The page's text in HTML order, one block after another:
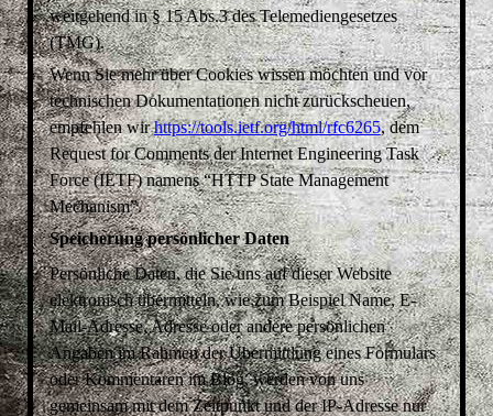
weitgehend in § 15 Abs.3 des Telemediengesetzes
(TMG).
Wenn Sie mehr über Cookies wissen möchten und vor
technischen Dokumentationen nicht zurückscheuen,
empfehlen wirhttps://tools.ietf.org/html/rfc6265, dem
Request for Comments der Internet Engineering Task
Force (IETF) namens “HTTP State Management
Mechanism”.
Speicherung persönlicher Daten
Persönliche Daten, die Sie uns auf dieser Website
elektronisch übermitteln, wie zum Beispiel Name, E-
Mail-Adresse, Adresse oder andere persönlichen
Angaben im Rahmen der Übermittlung eines Formulars
oder Kommentaren im Blog, werden von uns
gemeinsam mit dem Zeitpunkt und der IP-Adresse nur